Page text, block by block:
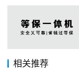
相关推荐